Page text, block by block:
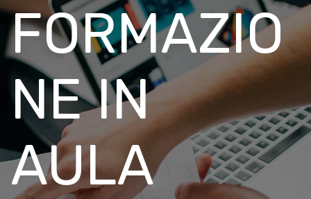
FORMAZIO
NE IN
AULA